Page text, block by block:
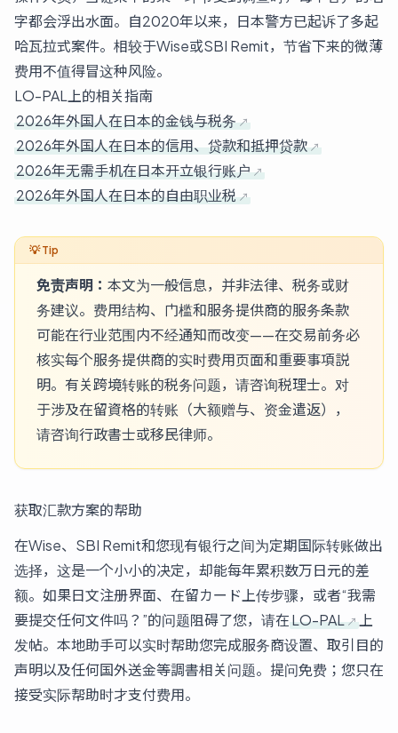
字都会浮出水面。自2020年以来，日本警方已起诉了多起
哈瓦拉式案件。相较于Wise或SBI Remit，节省下来的微薄
费用不值得冒这种风险。
LO-PAL上的相关指南
2026年外国人在日本的金钱与税务
2026年外国人在日本的信用、贷款和抵押贷款
2026年无需手机在日本开立银行账户
2026年外国人在日本的自由职业税
免责声明： 本文为一般信息，并非法律、税务或财
务建议。费用结构、门槛和服务提供商的服务条款
可能在行业范围内不经通知而改变——在交易前务必
核实每个服务提供商的实时费用页面和重要事項説
明。有关跨境转账的税务问题，请咨询税理士。对
于涉及在留資格的转账（大额赠与、资金遣返），
请咨询行政書士或移民律师。
获取汇款方案的帮助
在Wise、SBI Remit和您现有银行之间为定期国际转账做出
选择，这是一个小小的决定，却能每年累积数万日元的差
额。如果日文注册界面、在留カード上传步骤，或者“我需
要提交任何文件吗？”的问题阻碍了您，请在LO-PAL
上
发帖。本地助手可以实时帮助您完成服务商设置、取引目的
声明以及任何国外送金等調書相关问题。提问免费；您只在
接受实际帮助时才支付费用。